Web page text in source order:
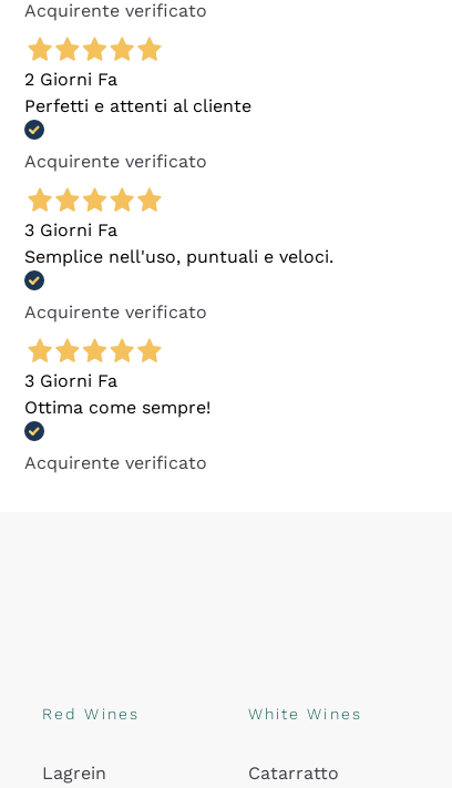
Acquirente verificato
2 Giorni Fa
Perfetti e attenti al cliente
Acquirente verificato
3 Giorni Fa
Semplice nell'uso, puntuali e veloci.
Acquirente verificato
3 Giorni Fa
Ottima come sempre!
Acquirente verificato
Red Wines
Lagrein
White Wines
Catarratto